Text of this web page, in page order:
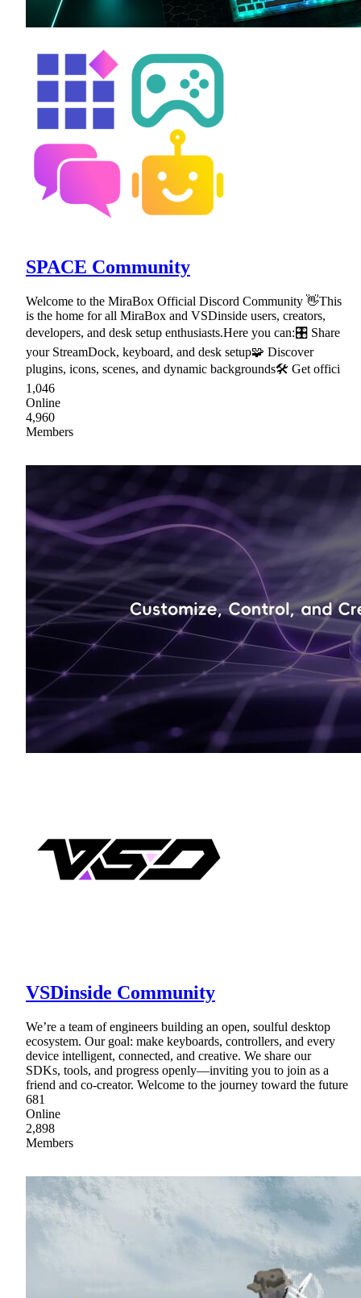
SPACE Community
Welcome to the MiraBox Official Discord Community 👋This
is the home for all MiraBox and VSDinside users, creators,
developers, and desk setup enthusiasts.Here you can:🎛 Share
your StreamDock, keyboard, and desk setup🧩 Discover
plugins, icons, scenes, and dynamic backgrounds🛠 Get offici
1,046
Online
4,960
Members
VSDinside Community
We’re a team of engineers building an open, soulful desktop
ecosystem. Our goal: make keyboards, controllers, and every
device intelligent, connected, and creative. We share our
SDKs, tools, and progress openly—inviting you to join as a
friend and co-creator. Welcome to the journey toward the future
681
Online
2,898
Members